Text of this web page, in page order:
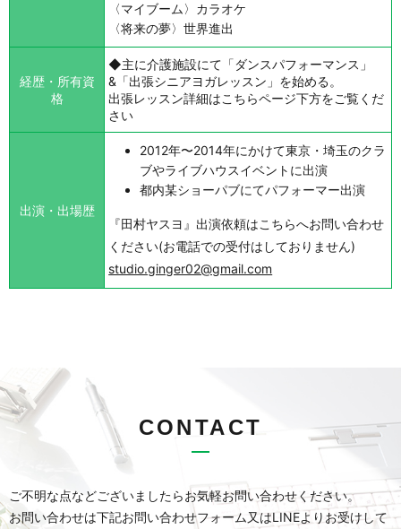
〈マイブーム〉カラオケ
〈将来の夢〉世界進出
経歴・所有資
格
◆主に介護施設にて「ダンスパフォーマンス」
&「出張シニアヨガレッスン」を始める。
出張レッスン詳細はこちらページ下方をご覧くだ
さい
出演・出場歴
2012年〜2014年にかけて東京・埼玉のクラ
ブやライブハウスイベントに出演
都内某ショーパブにてパフォーマー出演
『田村ヤスヨ』出演依頼はこちらへお問い合わせ
ください(お電話での受付はしておりません)
studio.ginger02@gmail.com
CONTACT
ご不明な点などございましたらお気軽お問い合わせください。
お問い合わせは下記お問い合わせフォーム又はLINEよりお受けして